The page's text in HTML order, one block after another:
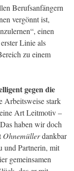
Berufsanfängern
vergönnt ist,
einen
Linie als
zu einem
gegen die
Arbeitsweise stark
Art Leitmotiv –
haben wir doch
Ohnemüllerdankbar
und Partnerin, mit
gemeinsamen